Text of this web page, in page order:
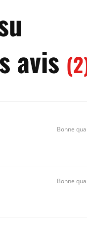
avis
Bonne
Bonne